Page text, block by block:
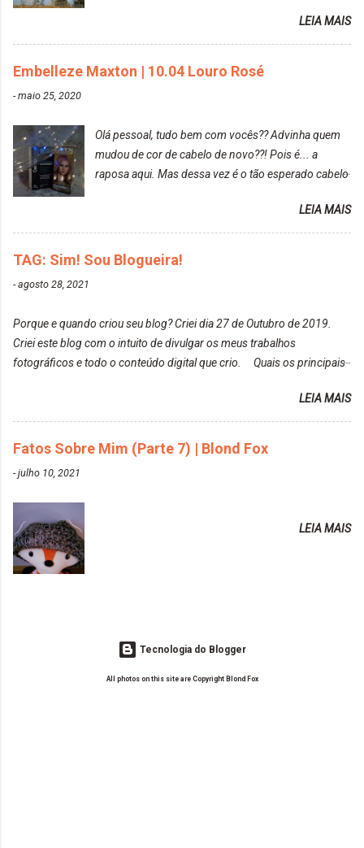
diria que gosto mais de fotografar, mas comecei a
gostar bastante de ser a minha modelo. Você tem
uma boa câmera para fotografar? Ainda não tenho
uma super câmera profissional. Por enquanto, a
suas fotos? Sim. Posto aqui e pelas minhas páginas.
Tumblr, We heart it, ou instagram? Instagram. Eu
particularmente não gosto de Tumblr e nem do We
elas fiquem no modo original? Sou do time foto
de um determinado lugar ou de algo que estou
fotografan...
LEIA MAIS
Embelleze Maxton | 10.04 Louro Rosé
-maio 25, 2020
Olá pessoal, tudo bem com vocês?? Advinha quem
mudou de cor de cabelo de novo??! Pois é... a
raposa aqui. Mas dessa vez é o tão esperado cabelo
Louro Rosé Se vocês não acompanharam a saga do
meu cabelo colorido, vou deixar aqui embaixo, o link
de todos que fiz para vocês verem: ✨ Alfaparf | Alta
Moda é... Creative Crazy Colors Pink
Turkiss Blue
https://www.adrielly.com.br/2020/02/keraton-hard-
colors-turkiss-blue.html ✨ Alpha Line | Máscara
Ozzy Lilac
em meu cabelo, pois, sempre jogava tinta em cima
LEIA MAIS
TAG: Sim! Sou Blogueira!
-agosto 28, 2021
Porque e quando criou seu blog? Criei dia 27 de Outubro de 2019.
Criei este blog com o intuito de divulgar os meus trabalhos
fotográficos e todo o conteúdo digital que crio. Quais os principais
vida de Blogueira? Tem sido um sonho. Minha família me apoia muito.
Qual a parte chata da vida de Blogueira? Às vezes, a criatividade vai
embora... O que tem de melhor em ser Blogueira? Ver o seu trabalho
sendo reconhecido. Aonde deseja chegar com o seu Blog? Muito
além daquilo que imagino. Seu blog pra você é profissional ou passa-
tudo para ele. Quais blogs acompanha, e quais indica? Eu acompanho
o Drilly Design e comecei a ler as postagens do antigo blog da Sweet
Carol "Magic Days". Tem sido fácil o convívio com seguidoras e
leitoras? Claro. Seu blog já esta como quer, ou ainda ...
LEIA MAIS
Fatos Sobre Mim (Parte 7) | Blond Fox
-julho 10, 2021
LEIA MAIS
Tecnologia do Blogger
All photos on this site are Copyright Blond Fox